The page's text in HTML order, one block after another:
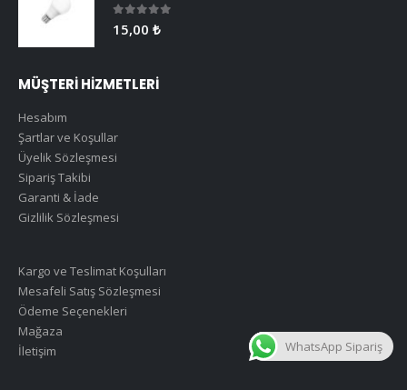
0 5 üzerinden
15,00 ₺
MÜŞTERİ HİZMETLERİ
Hesabım
Şartlar ve Koşullar
Üyelik Sözleşmesi
Sipariş Takibi
Garanti & İade
Gizlilik Sözleşmesi
Kargo ve Teslimat Koşulları
Mesafeli Satış Sözleşmesi
Ödeme Seçenekleri
Mağaza
İletişim
WhatsApp Sipariş